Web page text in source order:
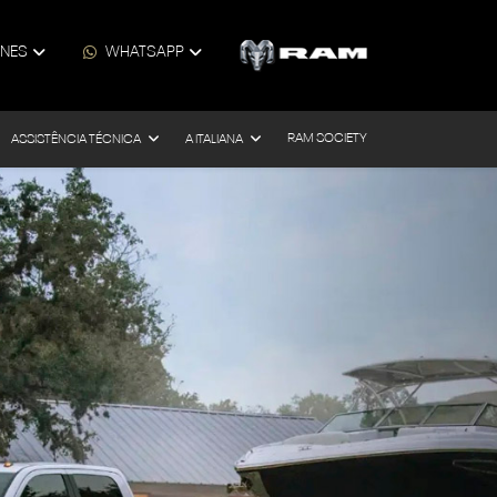
WHATSAPP
ASSISTÊNCIA TÉCNICA A ITALIANA RAM SOCIETY